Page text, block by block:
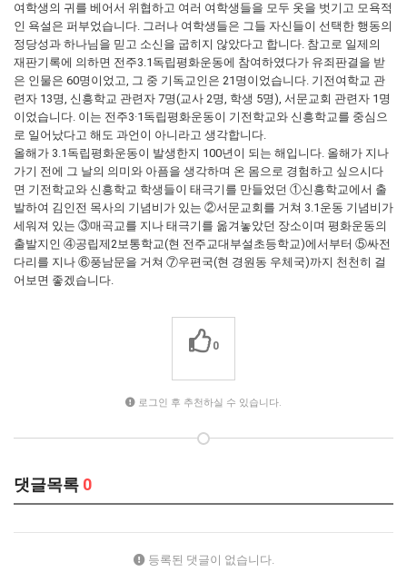
여학생의 귀를 베어서 위협하고 여러 여학생들을 모두 옷을 벗기고 모욕적
인 욕설은 퍼부었습니다. 그러나 여학생들은 그들 자신들이 선택한 행동의
정당성과 하나님을 믿고 소신을 굽히지 않았다고 합니다. 참고로 일제의
재판기록에 의하면 전주3.1독립평화운동에 참여하였다가 유죄판결을 받
은 인물은 60명이었고, 그 중 기독교인은 21명이었습니다. 기전여학교 관
련자 13명, 신흥학교 관련자 7명(교사 2명, 학생 5명), 서문교회 관련자 1명
이었습니다. 이는 전주3·1독립평화운동이 기전학교와 신흥학교를 중심으
로 일어났다고 해도 과언이 아니라고 생각합니다.
올해가 3.1독립평화운동이 발생한지 100년이 되는 해입니다. 올해가 지나
가기 전에 그 날의 의미와 아픔을 생각하며 온 몸으로 경험하고 싶으시다
면 기전학교와 신흥학교 학생들이 태극기를 만들었던 ①신흥학교에서 출
발하여 김인전 목사의 기념비가 있는 ②서문교회를 거쳐 3.1운동 기념비가
세워져 있는 ③매곡교를 지나 태극기를 옮겨놓았던 장소이며 평화운동의
출발지인 ④공립제2보통학교(현 전주교대부설초등학교)에서부터 ⑤싸전
다리를 지나 ⑥풍남문을 거쳐 ⑦우편국(현 경원동 우체국)까지 천천히 걸
어보면 좋겠습니다.
0
로그인 후 추천하실 수 있습니다.
댓글목록 0
등록된 댓글이 없습니다.